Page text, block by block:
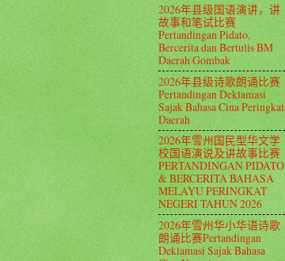
2026年县级国语演讲，讲
故事和笔试比赛
Pertandingan Pidato,
Bercerita dan Bertulis BM
Daerah Gombak
2026年县级诗歌朗诵比赛
Pertandingan Deklamasi
Sajak Bahasa Cina Peringkat
Daerah
2026年雪州国民型华文学
校国语演说及讲故事比赛
PERTANDINGAN PIDATO
& BERCERITA BAHASA
MELAYU PERINGKAT
NEGERI TAHUN 2026
2026年雪州华小华语诗歌
朗诵比赛Pertandingan
Deklamasi Sajak Bahasa